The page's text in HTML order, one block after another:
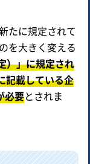
たに規定されて
を大きく変える
）」に規定され
記載している企
必要とされま